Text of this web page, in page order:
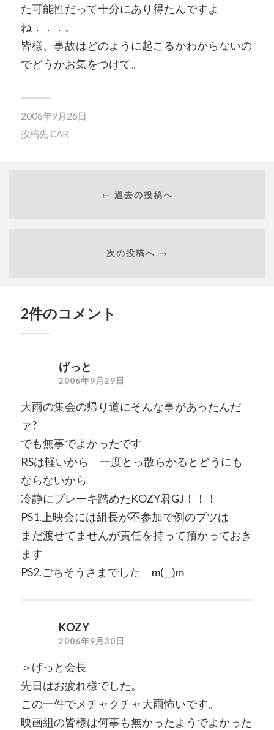
た可能性だって十分にあり得たんですよ
ね．．．。
皆様、事故はどのように起こるかわからないの
でどうかお気をつけて。
2006年9月26日
投稿先 CAR
← 過去の投稿へ
次の投稿へ →
2件のコメント
げっと
2006年9月29日
大雨の集会の帰り道にそんな事があったんだ
ァ?
でも無事でよかったです
RSは軽いから 一度とっ散らかるとどうにも
ならないから
冷静にブレーキ踏めたKOZY君GJ！！！
PS1.上映会には組長が不参加で例のブツは
まだ渡せてませんが責任を持って預かっておき
ます
PS2.ごちそうさまでした m(__)m
KOZY
2006年9月30日
＞げっと会長
先日はお疲れ様でした。
この一件でメチャクチャ大雨怖いです。
映画組の皆様は何事も無かったようでよかった